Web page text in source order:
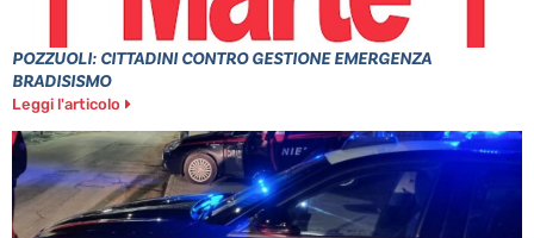
POZZUOLI: CITTADINI CONTRO GESTIONE EMERGENZA
BRADISISMO
Leggi l'articolo